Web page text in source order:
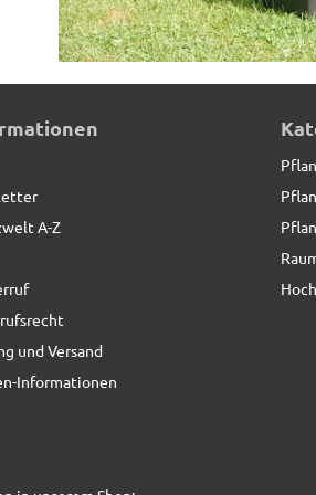
A-Z
und Versand
Informationen